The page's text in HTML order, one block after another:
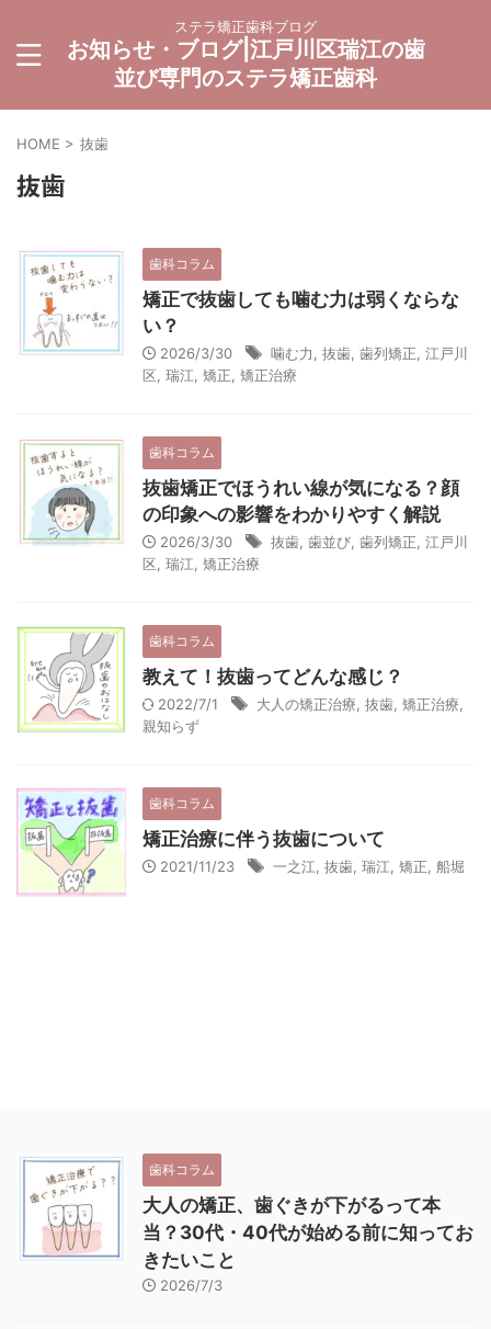
ステラ矯正歯科ブログ
お知らせ・ブログ|江戸川区瑞江の歯
並び専門のステラ矯正歯科
HOME > 抜歯
抜歯
歯科コラム
矯正で抜歯しても噛む力は弱くならな
い？
2026/3/30 噛む力 抜歯 歯列矯正 江戸川
区 瑞江 矯正 矯正治療
歯科コラム
抜歯矯正でほうれい線が気になる？顔
の印象への影響をわかりやすく解説
2026/3/30 抜歯 歯並び 歯列矯正 江戸川
区 瑞江 矯正治療
歯科コラム
教えて！抜歯ってどんな感じ？
2022/7/1 大人の矯正治療 抜歯 矯正治療
親知らず
歯科コラム
矯正治療に伴う抜歯について
2021/11/23 一之江 抜歯 瑞江 矯正 船堀
歯科コラム
大人の矯正、歯ぐきが下がるって本
当？30代・40代が始める前に知ってお
きたいこと
2026/7/3